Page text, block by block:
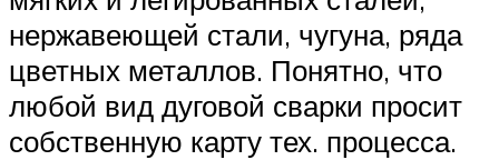
нержавеющей стали, чугуна, ряда
цветных металлов. Понятно, что
любой вид дуговой сварки просит
собственную карту тех. процесса.